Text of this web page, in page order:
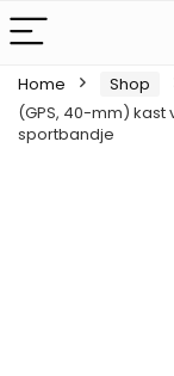
Home Shop
(GPS, 40-mm)
sportbandje